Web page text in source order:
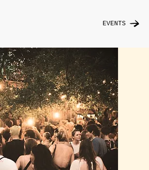
EVENTS